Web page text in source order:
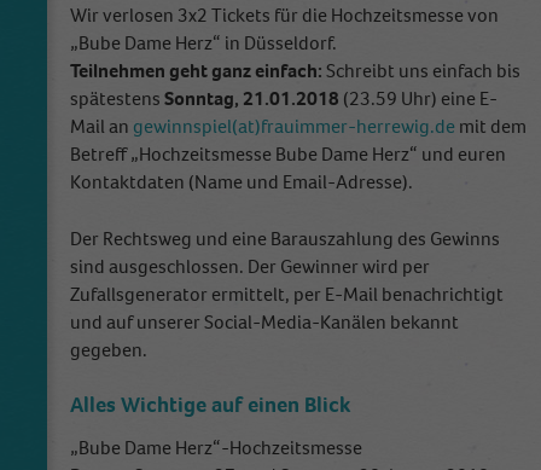
Wir verlosen 3x2 Tickets für die Hochzeitsmesse von
„Bube Dame Herz“ in Düsseldorf.
Teilnehmen geht ganz einfach:Schreibt uns einfach bis
spätestensSonntag, 21.01.2018 (23.59 Uhr) eine E-
Mail an gewinnspiel(at)frauimmer-herrewig.de mit dem
Betreff „Hochzeitsmesse Bube Dame Herz“ und euren
Kontaktdaten (Name und Email-Adresse).
Der Rechtsweg und eine Barauszahlung des Gewinns
sind ausgeschlossen. Der Gewinner wird per
Zufallsgenerator ermittelt, per E-Mail benachrichtigt
und auf unserer Social-Media-Kanälen bekannt
gegeben.
Alles Wichtige auf einen Blick
„Bube Dame Herz“-Hochzeitsmesse